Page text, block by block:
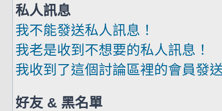
私人訊息
我不能發送私人訊息！
我老是收到不想要的私人訊息！
我收到了這個討論區裡的會員發
好友 & 黑名單